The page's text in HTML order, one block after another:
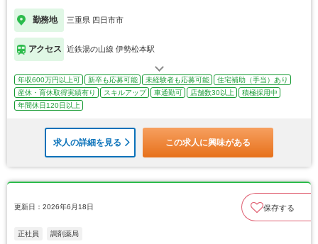
勤務地 三重県 四日市市
アクセス 近鉄湯の山線 伊勢松本駅
年収600万円以上可 新卒も応募可能 未経験者も応募可能
住宅補助（手当）あり
産休・育休取得実績有り
スキルアップ 車通勤可 店舗数30以上
積極採用中
年間休日120日以上
求人の詳細を見る この求人に興味がある
更新日：2026年6月18日 保存する
正社員 調剤薬局